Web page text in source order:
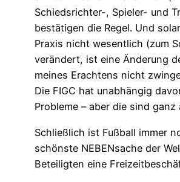
Schiedsrichter-, Spieler- und
bestätigen die Regel. Und
Praxis nicht wesentlich (zum
verändert, ist eine Änderung
meines Erachtens nicht
Die FIGC hat unabhängig
Probleme – aber die sind ganz
Schließlich ist Fußball immer
schönste NEBENsache der
Beteiligten eine